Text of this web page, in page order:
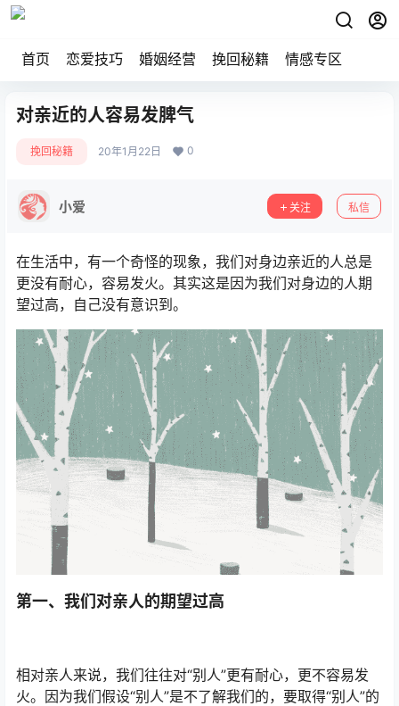
首页 恋爱技巧 婚姻经营 挽回秘籍 情感专区
对亲近的人容易发脾气
挽回秘籍 20年1月22日 0
小爱 关注 私信
在生活中，有一个奇怪的现象，我们对身边亲近的人总是
更没有耐心，容易发火。其实这是因为我们对身边的人期
望过高，自己没有意识到。
第一、我们对亲人的期望过高
相对亲人来说，我们往往对“别人”更有耐心，更不容易发
火。因为我们假设“别人”是不了解我们的，要取得“别人”的